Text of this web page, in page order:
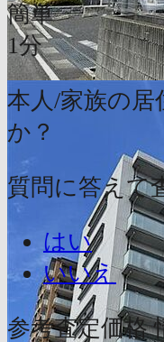
簡単
1分
本人/家族の
か？
質問に答えて
はい
いいえ
参考査定価格